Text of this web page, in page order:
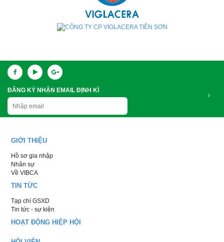
ĐĂNG KÝ NHẬN EMAIL ĐỊNH KÌ
GIỚI THIỆU
Hồ sơ gia nhập
Nhân sự
Về VIBCA
TIN TỨC
Tạp chí GSXD
Tin tức - sự kiện
HOẠT ĐỘNG HIỆP HỘI